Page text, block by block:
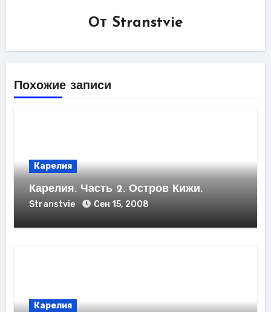
От Stranstvie
Похожие записи
Карелия
Карелия. Часть 2. Остров Кижи.
Stranstvie Сен 15, 2008
Карелия